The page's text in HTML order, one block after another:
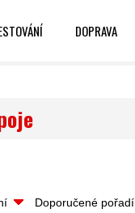
DOPRAVA
Doporučené pořadí